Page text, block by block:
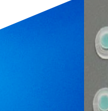
キラ
研究
TOP
トッ
IRニ